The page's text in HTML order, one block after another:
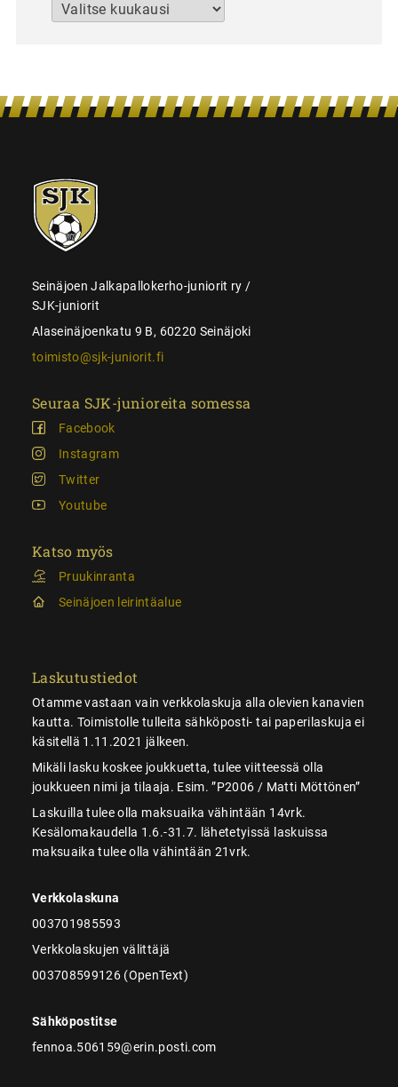
Arkistot
SJK-
juniorit
Seinäjoen Jalkapallokerho-juniorit ry /
SJK-juniorit
Alaseinäjoenkatu 9 B, 60220 Seinäjoki
toimisto@sjk-juniorit.fi
Seuraa SJK-junioreita somessa
Facebook
Instagram
Twitter
Youtube
Katso myös
Pruukinranta
Seinäjoen leirintäalue
Laskutustiedot
Otamme vastaan vain verkkolaskuja alla olevien kanavien
kautta. Toimistolle tulleita sähköposti- tai paperilaskuja ei
käsitellä 1.11.2021 jälkeen.
Mikäli lasku koskee joukkuetta, tulee viitteessä olla
joukkueen nimi ja tilaaja. Esim. ”P2006 / Matti Möttönen”
Laskuilla tulee olla maksuaika vähintään 14vrk.
Kesälomakaudella 1.6.-31.7. lähetetyissä laskuissa
maksuaika tulee olla vähintään 21vrk.
Verkkolaskuna
003701985593
Verkkolaskujen välittäjä
003708599126 (OpenText)
Sähköpostitse
fennoa.506159@erin.posti.com